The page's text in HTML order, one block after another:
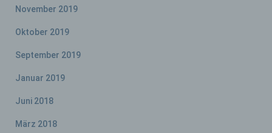
November 2019
Oktober 2019
September 2019
Januar 2019
Juni 2018
März 2018
9020 Klagenfurt
Österreich
+43 660/ 632 81 73
Cookies / SessionStorage / LocalStorage